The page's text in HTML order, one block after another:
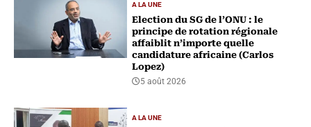
A LA UNE
Election du SG de l’ONU : le
principe de rotation régionale
affaiblit n’importe quelle
candidature africaine (Carlos
Lopez)
5 août 2026
A LA UNE